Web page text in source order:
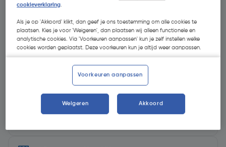
| Excl. btw € 1,73
Selecteer winkel - Bekijk voorraadniveaus en haal binnen 10
cookieverklaring.
Als je op 'Akkoord' klikt, dan geef je ons toestemming om alle cookies te
plaatsen. Kies je voor 'Weigeren', dan plaatsen wij alleen functionele en
analytische cookies. Via 'Voorkeuren aanpassen' kun je zelf instellen welke
cookies worden geplaatst. Deze voorkeuren kun je altijd weer aanpassen.
Voorkeuren aanpassen
Weigeren Akkoord